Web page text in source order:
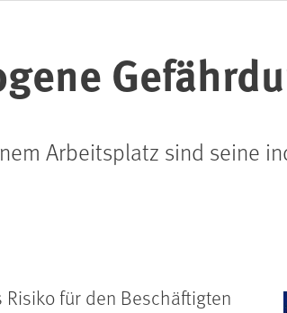
Arbeitsplatz sind seine
für den Beschäftigten